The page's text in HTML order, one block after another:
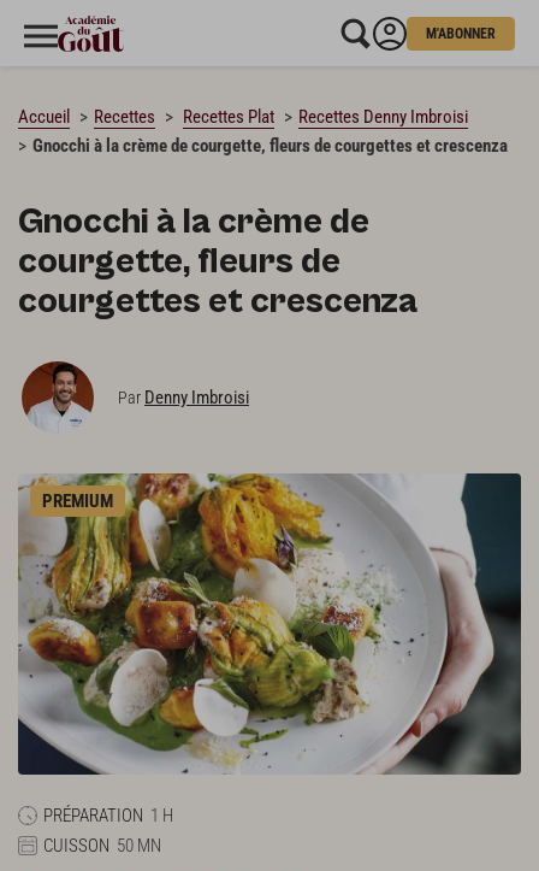
M'ABONNER
Accueil Recettes Recettes Plat
Recettes Denny Imbroisi
Gnocchi à la crème de courgette, fleurs de courgettes et crescenza
Gnocchi à la crème de
courgette, fleurs de
courgettes et crescenza
Par Denny Imbroisi
PREMIUM
PRÉPARATION 1 H
CUISSON 50 MN
CHARGEMENT…